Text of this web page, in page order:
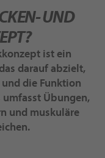
UND
ist ein
darauf abzielt,
die Funktion
umfasst Übungen,
und muskuläre